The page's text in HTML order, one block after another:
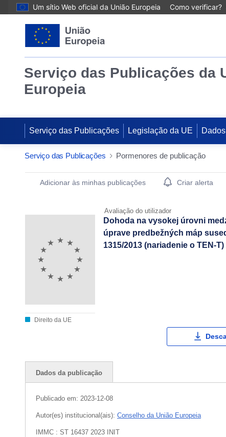
Um sítio Web oficial da União Europeia Como verificar?
Serviço das Publicações da
Europeia
Serviço das Publicações Legislação da UE
Serviço das Publicações Pormenores de publicação
Publication Detail Actions Portlet
Adicionar às minhas publicações Criar alerta
Avaliação do utilizador
Direito da UE
Dohoda na vysokej úrovni
úprave predbežných máp
1315/2013 (nariadenie o TEN-
Dados da publicação
Publicado em: 2023-12-08
Autor(es) institucional(ais): Conselho da União Europeia
IMMC : ST 16437 2023 INIT